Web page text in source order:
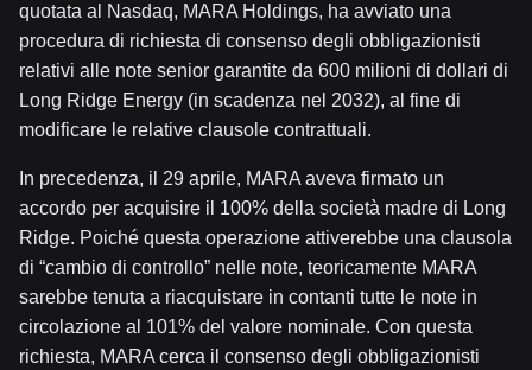
quotata al Nasdaq, MARA Holdings, ha avviato una
procedura di richiesta di consenso degli obbligazionisti
relativi alle note senior garantite da 600 milioni di dollari di
Long Ridge Energy (in scadenza nel 2032), al fine di
modificare le relative clausole contrattuali.
In precedenza, il 29 aprile, MARA aveva firmato un
accordo per acquisire il 100% della società madre di Long
Ridge. Poiché questa operazione attiverebbe una clausola
di “cambio di controllo” nelle note, teoricamente MARA
sarebbe tenuta a riacquistare in contanti tutte le note in
circolazione al 101% del valore nominale. Con questa
richiesta, MARA cerca il consenso degli obbligazionisti